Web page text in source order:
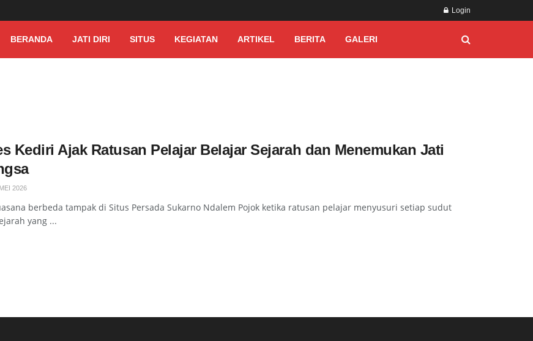
Login
BERANDA JATI DIRI SITUS KEGIATAN ARTIKEL BERITA GALERI
Kediri Ajak Ratusan Pelajar Belajar Sejarah dan Menemukan Jati
2026
berbeda tampak di Situs Persada Sukarno Ndalem Pojok ketika ratusan pelajar menyusuri setiap sudut
yang ...